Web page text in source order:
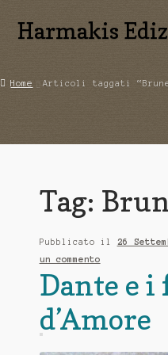
Vai
alla
Vai
al
Harmakis
Servizi
Tariffe
PUBBLICA CON NOI
CONTATTI
Home Articoli taggati
Tag:
Pubblicato il 26
un commento
Dante e i
d’Amore